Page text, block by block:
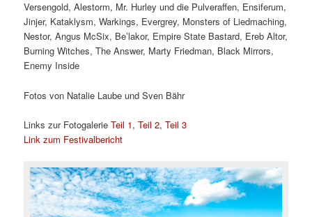
Versengold, Alestorm, Mr. Hurley und die Pulveraffen, Ensiferum,
Jinjer, Kataklysm, Warkings, Evergrey, Monsters of Liedmaching,
Nestor, Angus McSix, Be’lakor, Empire State Bastard, Ereb Altor,
Burning Witches, The Answer, Marty Friedman, Black Mirrors,
Enemy Inside
Fotos von Natalie Laube und Sven Bähr
Links zur FotogalerieTeil 1,Teil 2,Teil 3
Link zum Festivalbericht